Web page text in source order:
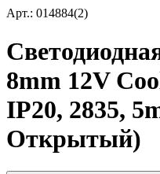
Арт.: 014884(2)
8mm 12V
IP20, 2835,
Открытый)